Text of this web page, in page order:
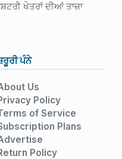
ਖੇਤਰਾਂ ਦੀਆਂ ਤਾਜ਼ਾ
ਪੰਨੇ
Us
Policy
of Service
Plans
Policy